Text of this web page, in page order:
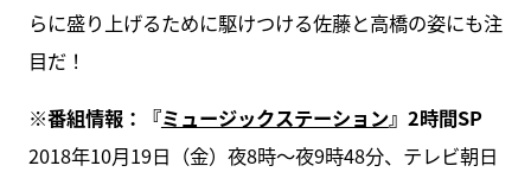
らに盛り上げるために駆けつける佐藤と高橋の姿にも注
目だ！
※番組情報：『ミュージックステーション』2時間SP
2018年10月19日（金）夜8時～夜9時48分、テレビ朝日